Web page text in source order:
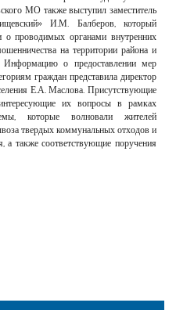
МО также выступил заместитель
И.М. Балберов, который
о проводимых органами внутренних
на территории района и
Информацию о предоставлении мер
граждан представила директор
Е.А. Маслова. Присутствующие
их вопросы в рамках
которые волновали жителей
твердых коммунальных отходов и
а также соответствующие поручения